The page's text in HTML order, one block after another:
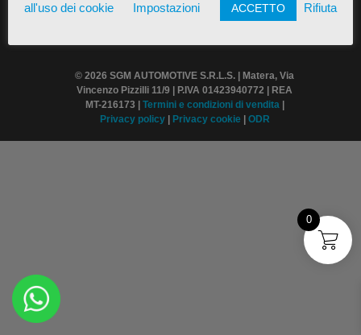
© 2026 SGM AUTOMOTIVE S.R.L.S. | Matera, Via
Vincenzo Pizzilli 11/9 | P.IVA 01423940772 | REA
MT-216173 |
Termini e condizioni di vendita
Privacy policy
Privacy cookie ODR
all'uso dei cookie
Impostazioni ACCETTO Rifiuta
0